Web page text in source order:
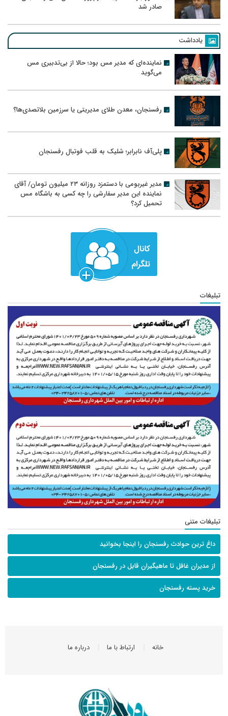
صادر شد
یادداشت
نماینده‌ای که مدیر مس بود؛ حالا از بی‌تدبیری مس
می‌گوید
رفسنجان، معدن طلای مدیریتی یا سرزمین بلاتصدی‌ها؟
پلی‌آف نابرابر؛ شلیک به قلب فوتبال رفسنجان
مدیر غیربومی با دستمزد روزانه ۲۳ میلیون تومان/ آقای
نماینده این مدیر سفارشی را چه کسی به باشگاه مس
تحمیل کرد؟
تبلیغات
تبلیغات متنی
داغ ترین حوادث رفسنجان را اینجا بخوانید
از مدیران غافل تا ماهیگیران قابل در رفسنجان
خرید پسته رفسنجان
خانه ارتباط با ما درباره ما